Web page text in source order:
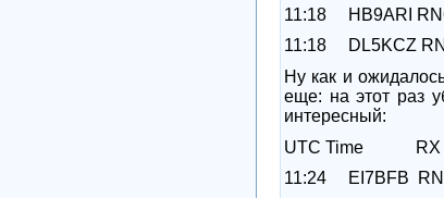
11:18
HB9ARI
11:18
DL5KCZ
Ну как и
еще: на этот раз
интересный:
UTC Time
11:24
EI7BFB